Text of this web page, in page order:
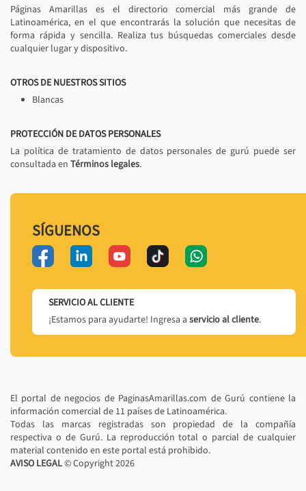
Páginas Amarillas es el directorio comercial más grande de
Latinoamérica, en el que encontrarás la solución que necesitas de
forma rápida y sencilla. Realiza tus búsquedas comerciales desde
cualquier lugar y dispositivo.
OTROS DE NUESTROS SITIOS
Blancas
PROTECCIÓN DE DATOS PERSONALES
La política de tratamiento de datos personales de gurú puede ser
consultada en Términos legales.
SÍGUENOS
SERVICIO AL CLIENTE
¡Estamos para ayudarte! Ingresa a servicio al cliente.
El portal de negocios de PaginasAmarillas.com de Gurú contiene la
información comercial de 11 países de Latinoamérica.
Todas las marcas registradas son propiedad de la compañía
respectiva o de Gurú. La reproducción total o parcial de cualquier
material contenido en este portal está prohibido.
AVISO LEGAL© Copyright2026